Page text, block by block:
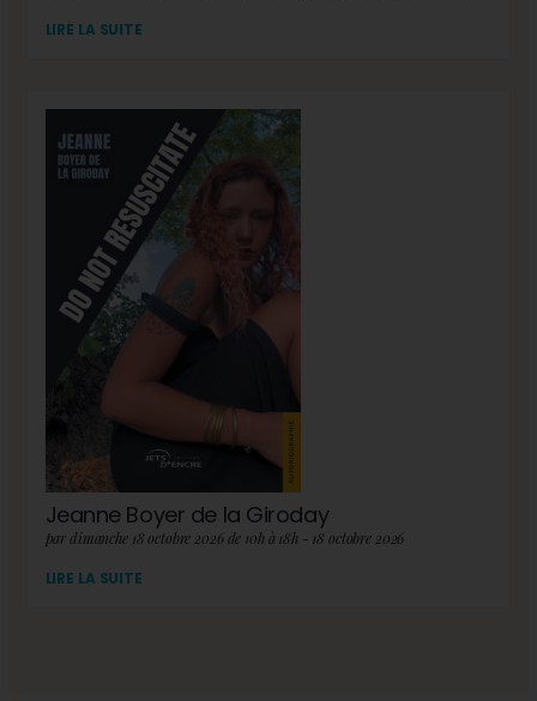
LIRE LA SUITE
Jeanne Boyer de la Giroday
par dimanche 18 octobre 2026 de 10h à 18h - 18 octobre 2026
LIRE LA SUITE